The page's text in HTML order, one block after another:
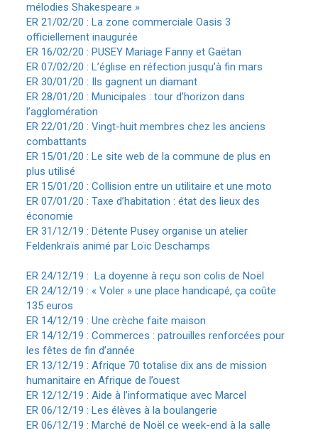
mélodies Shakespeare »
ER 21/02/20 : La zone commerciale Oasis 3
officiellement inaugurée
ER 16/02/20 : PUSEY Mariage Fanny et Gaëtan
ER 07/02/20 : L’église en réfection jusqu’à fin mars
ER 30/01/20 : Ils gagnent un diamant
ER 28/01/20 : Municipales : tour d’horizon dans
l’agglomération
ER 22/01/20 : Vingt-huit membres chez les anciens
combattants
ER 15/01/20 : Le site web de la commune de plus en
plus utilisé
ER 15/01/20 : Collision entre un utilitaire et une moto
ER 07/01/20 : Taxe d’habitation : état des lieux des
économie
ER 31/12/19 : Détente Pusey organise un atelier
Feldenkraïs animé par Loïc Deschamps
ER 24/12/19 : La doyenne à reçu son colis de Noël
ER 24/12/19 : « Voler » une place handicapé, ça coûte
135 euros
ER 14/12/19 : Une crèche faite maison
ER 14/12/19 : Commerces : patrouilles renforcées pour
les fêtes de fin d’année
ER 13/12/19 : Afrique 70 totalise dix ans de mission
humanitaire en Afrique de l’ouest
ER 12/12/19 : Aide à l’informatique avec Marcel
ER 06/12/19 : Les élèves à la boulangerie
ER 06/12/19 : Marché de Noël ce week-end à la salle